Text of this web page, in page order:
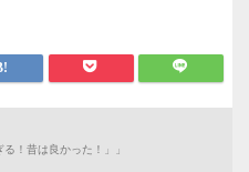
！昔は良かった！」」